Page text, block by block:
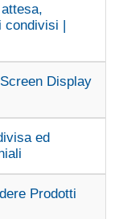
condivisi |
Display
ed
Prodotti